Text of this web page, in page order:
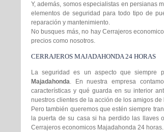
Y, además, somos especialistas en persianas
elementos de seguridad para todo tipo de
reparación y mantenimiento.
No busques más, no hay Cerrajeros
precios como nosotros.
CERRAJEROS MAJADAHONDA 24 HORAS
La seguridad es un aspecto que siempre
Majadahonda. En nuestra empresa
características y qué guarda en su interior
nuestros clientes de la acción de los amigos
Pero también queremos que estén siempre
la puerta de su casa si ha perdido las llaves
Cerrajeros economicos Majadahonda 24 horas.